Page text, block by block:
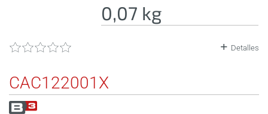
0,07 kg
Detalles
CAC122001X